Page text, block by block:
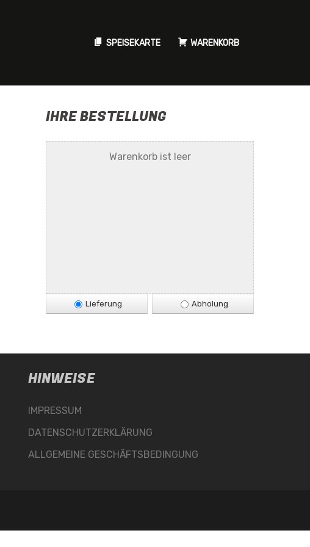
SPEISEKARTE WARENKORB
IHRE BESTELLUNG
Warenkorb ist leer
Lieferung Abholung
HINWEISE
IMPRESSUM
DATENSCHUTZERKLÄRUNG
ALLGEMEINE GESCHÄFTSBEDINGUNG